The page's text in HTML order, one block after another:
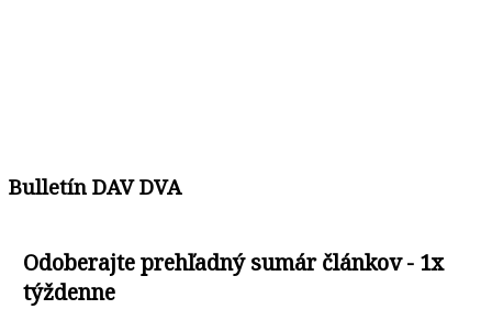
Bulletín DAV DVA
Odoberajte prehľadný sumár článkov - 1x
týždenne